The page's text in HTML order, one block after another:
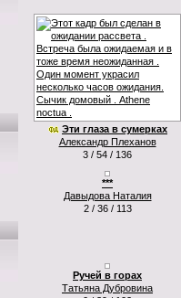
Эти глаза в сумерках
Александр Плеханов
3 / 54 / 136
***
Давыдова Наталия
2 / 36 / 113
Ручей в горах
Татьяна Дубровина